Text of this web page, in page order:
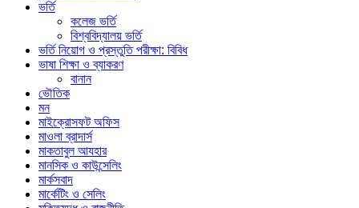
ভর্তি
কলেজ ভর্তি
বিশ্ববিদ্যালয় ভর্তি
ভর্তি নিয়োগ ও প্রস্তুতি পরীক্ষা: বিবিধ
ভাষা শিক্ষা ও ব্যাকরণ
বানান
ভৌতিক
মন
মাইক্রোসফট অফিস
মাওলা ব্রাদার্স
মাকতাবুল আযহার
মানসিক ও কাউন্সেলিং
মার্কসবাদ
মার্কেটিং ও সেলিং